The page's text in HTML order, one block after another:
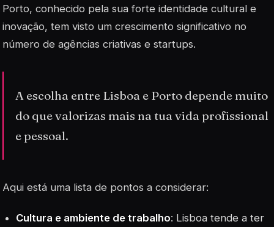
Porto, conhecido pela sua forte identidade cultural e
inovação, tem visto um crescimento significativo no
número de agências criativas e startups.
A escolha entre Lisboa e Porto depende muito
do que valorizas mais na tua vida profissional
e pessoal.
Aqui está uma lista de pontos a considerar:
Cultura e ambiente de trabalho: Lisboa tende a ter